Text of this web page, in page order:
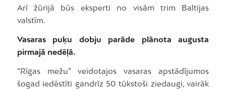
Arī žūrijā būs eksperti no visām trim Baltijas
valstīm.
Vasaras puķu dobju parāde plānota augusta
pirmajā nedēļā.
“Rīgas mežu” veidotajos vasaras apstādījumos
šogad iedēstīti gandrīz 50 tūkstoši ziedaugi, vairāk